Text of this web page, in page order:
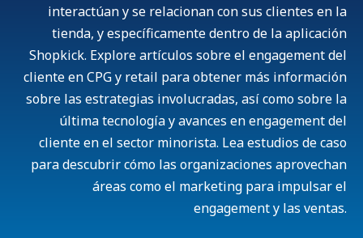
interactúan y se relacionan con sus clientes en la
tienda, y específicamente dentro de la aplicación
Shopkick. Explore artículos sobre el engagement del
cliente en CPG y retail para obtener más información
sobre las estrategias involucradas, así como sobre la
última tecnología y avances en engagement del
cliente en el sector minorista. Lea estudios de caso
para descubrir cómo las organizaciones aprovechan
áreas como el marketing para impulsar el
engagement y las ventas.